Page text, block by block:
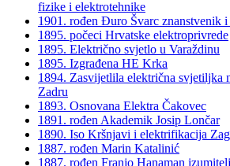
fizike i elektrotehnike
1901. rođen Đuro Švarc znanstvenik i
1895. počeci Hrvatske elektroprivrede
1895. Električno svjetlo u Varaždinu
1895. Izgrađena HE Krka
1894. Zasvijetlila električna svjetiljka
Zadru
1893. Osnovana Elektra Čakovec
1891. rođen Akademik Josip Lončar
1890. Iso Kršnjavi i elektrifikacija
1887. rođen Marin Katalinić
1887. rođen Franjo Hanaman